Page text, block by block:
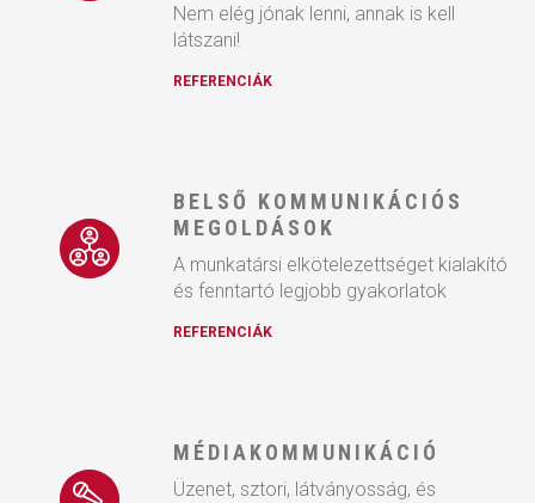
Nem elég jónak lenni, annak is kell
látszani!
REFERENCIÁK
BELSŐ KOMMUNIKÁCIÓS
MEGOLDÁSOK
A munkatársi elkötelezettséget kialakító
és fenntartó legjobb gyakorlatok
REFERENCIÁK
MÉDIAKOMMUNIKÁCIÓ
Üzenet, sztori, látványosság, és